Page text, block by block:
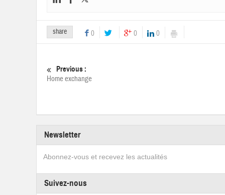
share 0 0 0
Previous :
Home exchange
Newsletter
Abonnez-vous et recevez les actualités
Suivez-nous